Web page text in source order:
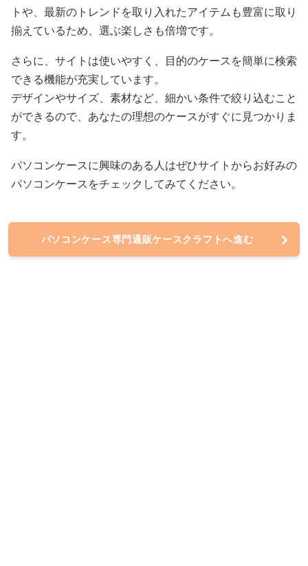
トや、最新のトレンドを取り入れたアイテムも豊富に取り
揃えているため、選ぶ楽しさも倍増です。
さらに、サイトは使いやすく、目的のケースを簡単に検索
できる機能が充実しています。
デザインやサイズ、素材など、細かい条件で絞り込むこと
ができるので、あなたの理想のケースがすぐに見つかりま
す。
パソコンケースに興味のある人はぜひサイトからお好みの
パソコンケースをチェックしてみてください。
パソコンケース専門通販ケースクラフトへ進む